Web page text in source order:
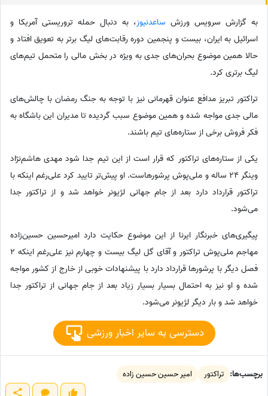
به گزارش سرویس ورزش ساعدنیوز، به دنبال حمله تروریستی آمریکا و
اسرائیل به ایران، بیست و پنجمین دوره رقابت‌های لیگ برتر به تعویق افتاد و
حالا همین موضوع بحران‌های جدی به ویژه در بخش مالی را متحمل تیم‌های
لیگ برتری کرد.
تراکتور تبریز مدافع عنوان قهرمانی نیز با توجه به جنگ رمضان با چالش‌های
مالی جدی مواجه شده و همین موضوع سبب گردیده تا مدیران این باشگاه به
فکر فروش برخی از ستاره‌های تیم باشند.
یکی از ستاره‌های تراکتور که قرار است از این تیم جدا شود مهدی هاشم‌نژاد
وینگر 24 ساله و ملی‌پوش پرشورهاست. او پیش‌تر تایید کرد علی‌رغم اینکه با
تراکتور قرارداد دارد بعد از جام جهانی لژیونر خواهد شد و از تراکتور جدا
می‌شود.
پیگیری‌های خبرنگار ایرنا از این موضوع حکایت دارد امیرحسین حسین‌زاده
مهاجم ملی‌پوش تراکتور و آقای گل لیگ بیست و چهارم نیز علی‌رغم اینکه 2
فصل دیگر با پرشورها قرارداد دارد با پیشنهادات خوبی از خارج از کشور مواجه
شده و او نیز به احتمال بسیار بسیار زیاد بعد از جام جهانی از تراکتور جدا
خواهد شد و بار دیگر لژیونر می‌شود.
دسترسی به سایر اخبار ورزشی
برچسب‌ها: تراکتور امیر حسین حسین زاده